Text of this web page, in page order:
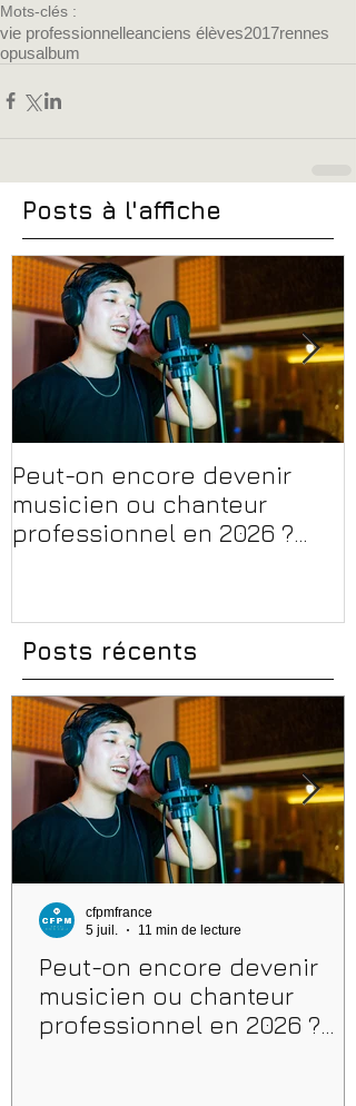
Mots-clés :
vie professionnelleanciens élèves2017rennes
opusalbum
Posts à l'affiche
Peut-on encore devenir
musicien ou chanteur
professionnel en 2026 ?
Posts récents
Peut-on encore devenir
musicien ou chanteur
professionnel en 2026 ?
cfpmfrance
5 juil.
11 min de lecture